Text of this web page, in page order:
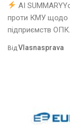
AI
проти КМУ щодо
підприємств ОПК.
ВідVlasnasprava